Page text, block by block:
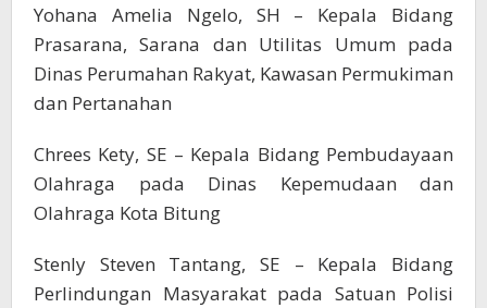
Yohana Amelia Ngelo, SH – Kepala Bidang
Prasarana, Sarana dan Utilitas Umum pada
Dinas Perumahan Rakyat, Kawasan Permukiman
dan Pertanahan
Chrees Kety, SE – Kepala Bidang Pembudayaan
Olahraga pada Dinas Kepemudaan dan
Olahraga Kota Bitung
Stenly Steven Tantang, SE – Kepala Bidang
Perlindungan Masyarakat pada Satuan Polisi